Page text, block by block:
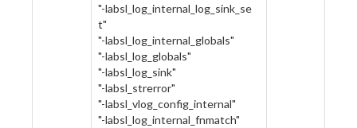
"-labsl_log_internal_log_sink_se
t"
"-labsl_log_internal_globals"
"-labsl_log_globals"
"-labsl_log_sink"
"-labsl_strerror"
"-labsl_vlog_config_internal"
"-labsl_log_internal_fnmatch"